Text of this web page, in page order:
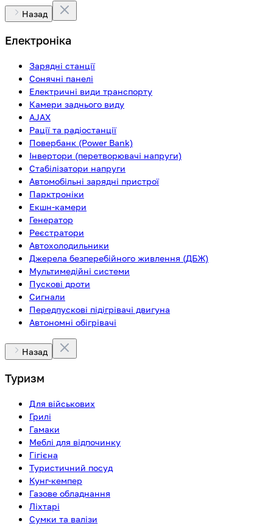
Назад
Електроніка
Зарядні станції
Сонячні панелі
Електричні види транспорту
Камери заднього виду
AJAX
Рації та радіостанції
Повербанк (Power Bank)
Інвертори (перетворювачі напруги)
Стабілізатори напруги
Автомобільні зарядні пристрої
Парктроніки
Екшн-камери
Генератор
Реєстратори
Автохолодильники
Джерела безперебійного живлення (ДБЖ)
Мультимедійні системи
Пускові дроти
Сигнали
Передпускові підігрівачі двигуна
Автономні обігрівачі
Назад
Туризм
Для військових
Грилі
Гамаки
Меблі для відпочинку
Гігієна
Туристичний посуд
Кунг-кемпер
Газове обладнання
Ліхтарі
Сумки та валізи